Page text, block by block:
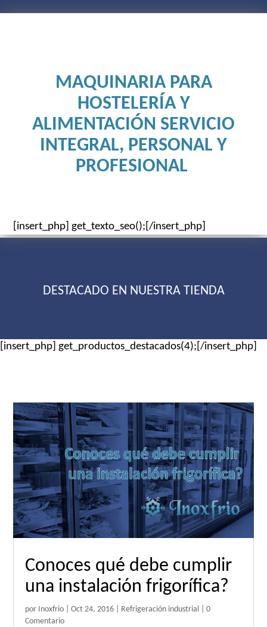
MAQUINARIA PARA
HOSTELERÍA Y
ALIMENTACIÓN SERVICIO
INTEGRAL, PERSONAL Y
PROFESIONAL
[insert_php] get_texto_seo();[/insert_php]
DESTACADO EN NUESTRA TIENDA
[insert_php] get_productos_destacados(4);[/insert_php]
Conoces qué debe cumplir
una instalación frigorífica?
por Inoxfrio |Oct 24, 2016 Refrigeración industrial
| 0
Comentario